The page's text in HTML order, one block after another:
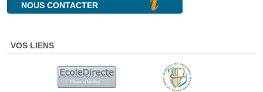
NOUS CONTACTER
VOS LIENS